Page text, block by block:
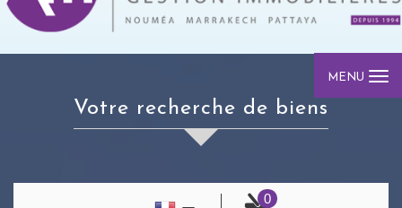
MENU
votre recherche de biens
0